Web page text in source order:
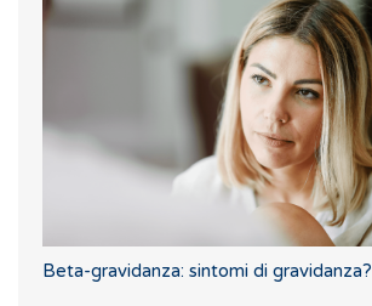
Beta-gravidanza: sintomi di gravidanza?